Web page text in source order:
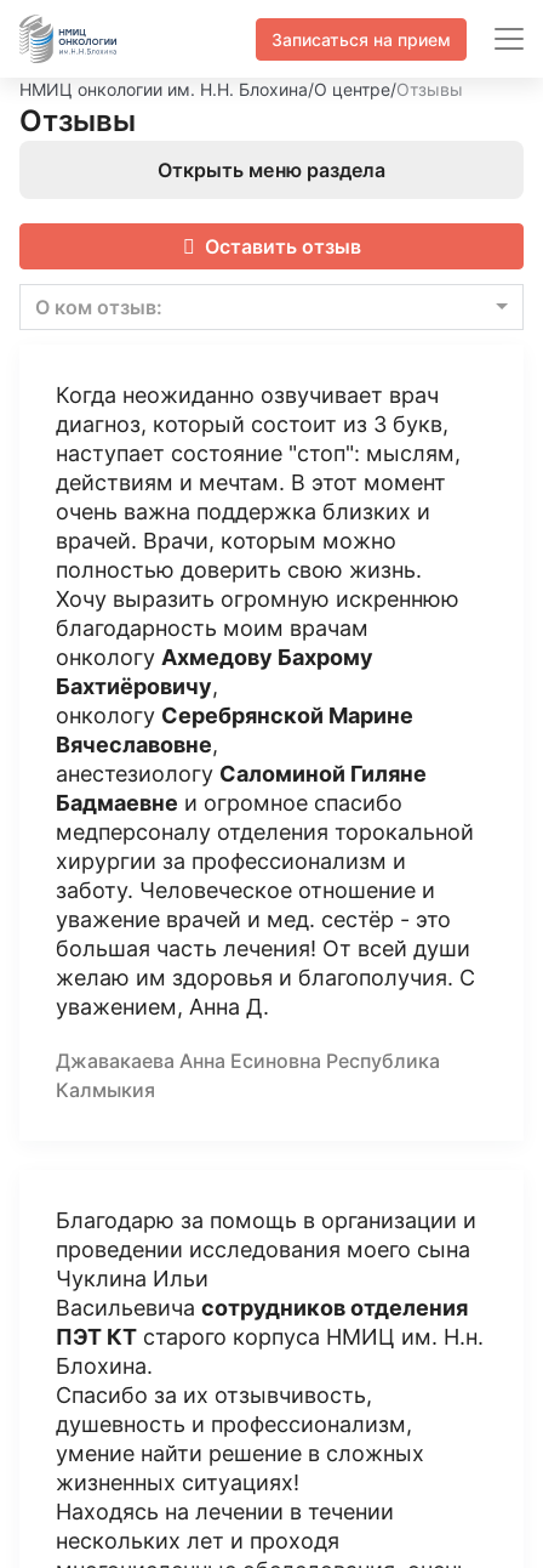
Записаться на прием
НМИЦ онкологии им. Н.Н. Блохина/О центре/Отзывы
Отзывы
Открыть меню раздела
Оставить отзыв
О ком отзыв:
Когда неожиданно озвучивает врач
диагноз, который состоит из 3 букв,
наступает состояние "стоп": мыслям,
действиям и мечтам. В этот момент
очень важна поддержка близких и
врачей. Врачи, которым можно
полностью доверить свою жизнь.
Хочу выразить огромную искреннюю
благодарность моим врачам
онкологу Ахмедову Бахрому
Бахтиёровичу,
онкологу Серебрянской Марине
Вячеславовне,
анестезиологу Саломиной Гиляне
Бадмаевне и огромное спасибо
медперсоналу отделения торокальной
хирургии за профессионализм и
заботу. Человеческое отношение и
уважение врачей и мед. сестёр - это
большая часть лечения! От всей души
желаю им здоровья и благополучия. С
уважением, Анна Д.
Джавакаева Анна Есиновна Республика
Калмыкия
Благодарю за помощь в организации и
проведении исследования моего сына
Чуклина Ильи
Васильевича сотрудников отделения
ПЭТ КТ старого корпуса НМИЦ им. Н.н.
Блохина.
Спасибо за их отзывчивость,
душевность и профессионализм,
умение найти решение в сложных
жизненных ситуациях!
Находясь на лечении в течении
нескольких лет и проходя